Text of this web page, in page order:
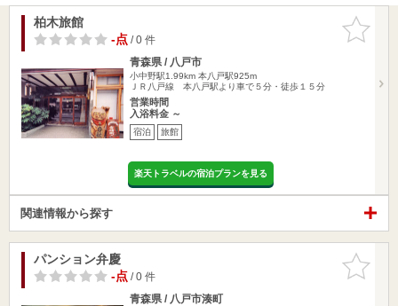
お気に入
りに追加
柏木旅館
-点/ 0 件
青森県 / 八戸市
小中野駅1.99km 本八戸駅925m
ＪＲ八戸線 本八戸駅より車で５分・徒歩１５分
営業時間
入浴料金 ～
宿泊 旅館
楽天トラベルの宿泊プランを見る
関連情報から探す
お気に入
りに追加
パンション弁慶
-点/ 0 件
青森県 / 八戸市湊町